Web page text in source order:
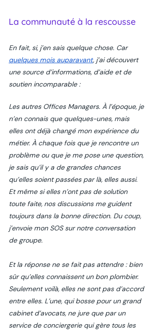
La communauté à la rescousse
En fait, si, j’en sais quelque chose. Car
quelques mois auparavant, j’ai découvert
une source d’informations, d’aide et de
soutien incomparable :
Les autres Offices Managers. À l’époque, je
n’en connais que quelques-unes, mais
elles ont déjà changé mon expérience du
métier. À chaque fois que je rencontre un
problème ou que je me pose une question,
je sais qu’il y a de grandes chances
qu’elles soient passées par là, elles aussi.
Et même si elles n’ont pas de solution
toute faite, nos discussions me guident
toujours dans la bonne direction. Du coup,
j’envoie mon SOS sur notre conversation
de groupe.
Et la réponse ne se fait pas attendre : bien
sûr qu’elles connaissent un bon plombier.
Seulement voilà, elles ne sont pas d’accord
entre elles. L’une, qui bosse pour un grand
cabinet d’avocats, ne jure que par un
service de conciergerie qui gère tous les